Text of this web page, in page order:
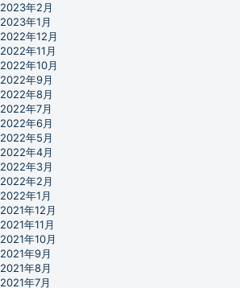
2023年2月
2023年1月
2022年12月
2022年11月
2022年10月
2022年9月
2022年8月
2022年7月
2022年6月
2022年5月
2022年4月
2022年3月
2022年2月
2022年1月
2021年12月
2021年11月
2021年10月
2021年9月
2021年8月
2021年7月